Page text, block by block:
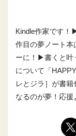
Kindle作家です
作目の夢ノート本
ーに！▶︎書くと叶
について「
レとジラ］が書
なるのが夢！応援